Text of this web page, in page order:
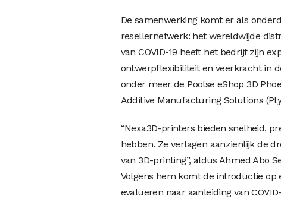
De samenwerking komt er als
resellernetwerk: het wereldwijde
van COVID-19 heeft het bedrijf zijn
ontwerpflexibiliteit en veerkracht in
onder meer de Poolse eShop 3D
Additive Manufacturing Solutions
“Nexa3D-printers bieden snelheid,
hebben. Ze verlagen aanzienlijk de
van 3D-printing”, aldus Ahmed Abo
Volgens hem komt de introductie op
evalueren naar aanleiding van